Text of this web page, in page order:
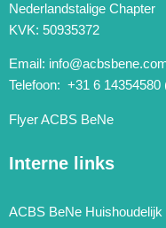
Nederlandstalige Chapter
KVK: 50935372
Email:
Telefoon: +31 6
Flyer ACBS BeNe
Interne links
ACBS BeNe Huishoudelijk